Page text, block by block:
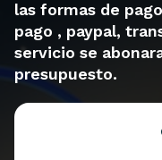
las formas de
pago , paypal,
servicio se
presupuesto.